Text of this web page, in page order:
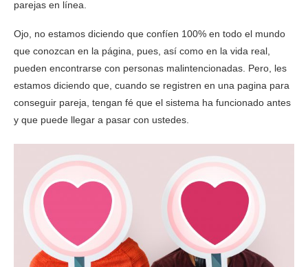
parejas en línea.
Ojo, no estamos diciendo que confíen 100% en todo el mundo
que conozcan en la página, pues, así como en la vida real,
pueden encontrarse con personas malintencionadas. Pero, les
estamos diciendo que, cuando se registren en una pagina para
conseguir pareja, tengan fé que el sistema ha funcionado antes
y que puede llegar a pasar con ustedes.